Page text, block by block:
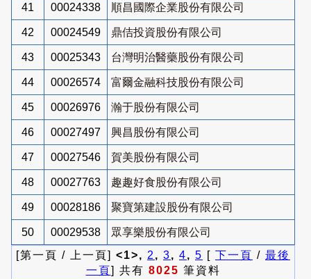
41 00024338 順昌國際企業股份有限公司
42 00024549 鼎佶投資股份有限公司
43 00025343 台灣明治醫藥股份有限公司
44 00026574 富爾金融科技股份有限公司
45 00026976 瀚于股份有限公司
46 00027497 興昌股份有限公司
47 00027546 賀美股份有限公司
48 00027763 趣趣好食股份有限公司
49 00028186 聚寶第建設股份有限公司
50 00029538
眾享樂股份有限公司
[第一頁 / 上一頁] <1>, 2 , 3, 4, 5 [ 下一頁 / 最後
一頁] 共有 8025 筆資料